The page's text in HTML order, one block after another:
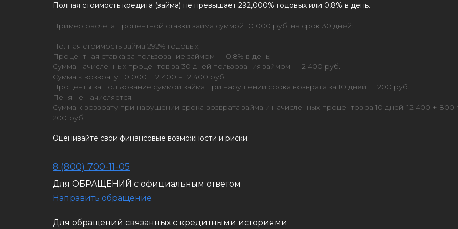
Полная стоимость кредита (займа) не превышает 292,000% годовых или 0,8% в день.
Пример расчета процентной ставки займа суммой 10 000 руб. на срок 30 дней:
Полная стоимость займа 292% годовых;
Процентная ставка за пользование займом — 0,8% в день;
Сумма начисленных процентов за 30 дней пользования займом — 2 400 руб.
Сумма к возврату: 10 000 + 2 400 = 12 400 руб.
Проценты за пользование суммой займа при нарушении срока возврата за 10 дней −1 200 руб.
Пеня не начисляется.
Сумма к возврату при нарушении срока возврата займа и начисленных процентов за 10 дней: 12 400 + 800
200 руб.
Оценивайте свои финансовые возможности и риски.
8 (800) 700-11-05
Для ОБРАЩЕНИЙ с официальным ответом
Направить обращение
Для обращений связанных с кредитными историями